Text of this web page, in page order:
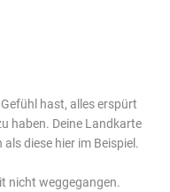
hast, alles erspürt
haben. Deine Landkarte
diese hier im Beispiel.
nicht weggegangen.